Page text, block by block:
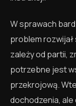
W sprawach
problem rozwijał
zależy od partii,
potrzebne jest
przekrojową.
dochodzenia,